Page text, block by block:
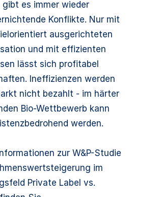
gibt es immer wieder
Konflikte. Nur mit
ausgerichteten
und mit effizienten
lässt sich profitabel
Ineffizienzen werden
nicht bezahlt - im härter
Bio-Wettbewerb kann
werden.
zur W&P-Studie
im
Private Label vs.